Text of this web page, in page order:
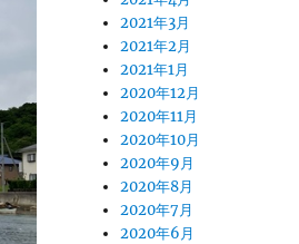
2021年3月
2021年2月
2021年1月
2020年12月
2020年11月
2020年10月
2020年9月
2020年8月
2020年7月
2020年6月